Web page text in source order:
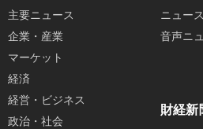
主要ニュース
企業・産業
マーケット
経済
経営・ビジネス
政治・社会
ニュー
音声ニ
財経新